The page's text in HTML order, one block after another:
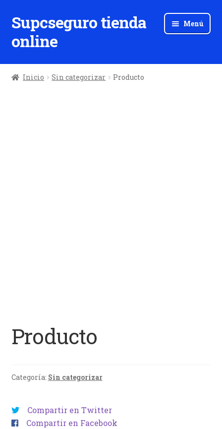
Ir
a
la
Ir
al
contenido
Supcseguro tienda
online
Menú
Inicio Sin categorizar Producto
Producto
Categoría: Sin categorizar
Compartir en Twitter
Compartir en Facebook